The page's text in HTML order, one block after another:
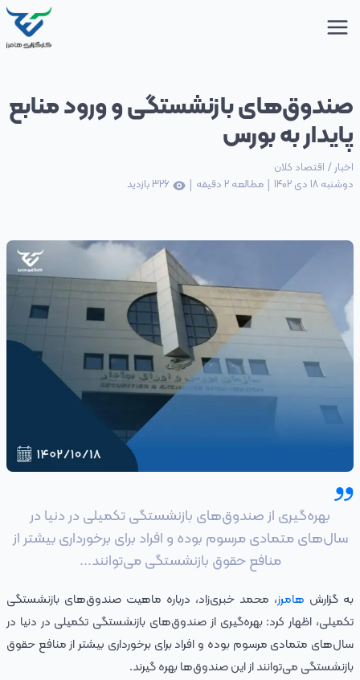
صندوق‌های بازنشستگی و ورود منابع
پایدار به بورس
اخبار / اقتصاد کلان
دوشنبه 18 دی 1402
| مطالعه 2 دقیقه |
326بازدید
بهره‌گیری از صندوق‌های ‌بازنشستگی تکمیلی در دنیا در
سال‌های متمادی مرسوم بوده و افراد برای برخورداری بیشتر از
منافع حقوق بازنشستگی می‌توانند...
به گزارش هامرز، محمد خبری‌زاد، درباره ماهیت صندوق‌های بازنشستگی
تکمیلی، اظهار کرد: بهره‌گیری از صندوق‌های ‌بازنشستگی تکمیلی در دنیا در
سال‌های متمادی مرسوم بوده و افراد برای برخورداری بیشتر از منافع حقوق
بازنشستگی می‌توانند از این صندوق‌ها بهره گیرند.